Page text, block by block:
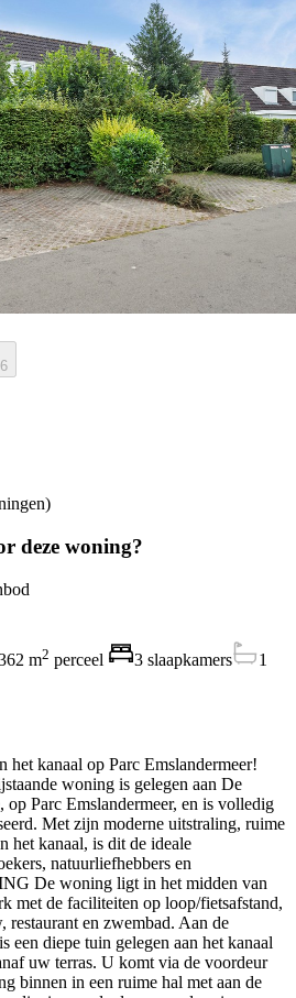
6
deze woning?
m2 perceel 3 slaapkamers
1
het kanaal op Parc Emslandermeer!
woning is gelegen aan De
Parc Emslandermeer, en is volledig
Met zijn moderne uitstraling, ruime
het kanaal, is dit de ideale
natuurliefhebbers en
De woning ligt in het midden van
met de faciliteiten op loop/fietsafstand,
restaurant en zwembad. Aan de
een diepe tuin gelegen aan het kanaal
uw terras. U komt via de voordeur
binnen in een ruime hal met aan de